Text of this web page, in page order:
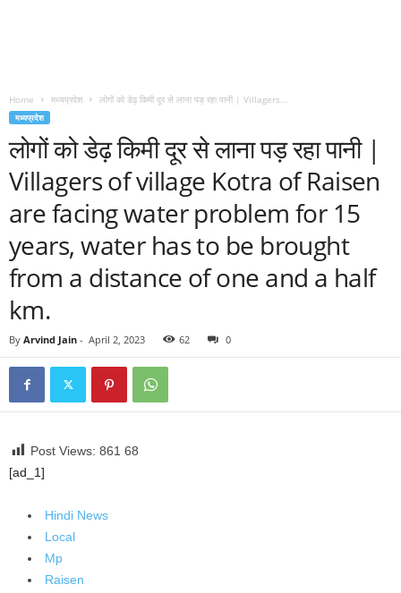
Home मध्यप्रदेश लोगों को डेढ़ किमी दूर से लाना पड़ रहा पानी | Villagers...
मध्यप्रदेश
लोगों को डेढ़ किमी दूर से लाना पड़ रहा पानी |
Villagers of village Kotra of Raisen
are facing water problem for 15
years, water has to be brought
from a distance of one and a half
km.
By Arvind Jain - April 2, 2023 62 0
Post Views: 861 68
[ad_1]
Hindi News
Local
Mp
Raisen